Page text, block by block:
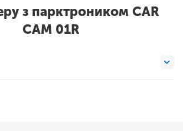
з парктроником CAR
CAM 01R